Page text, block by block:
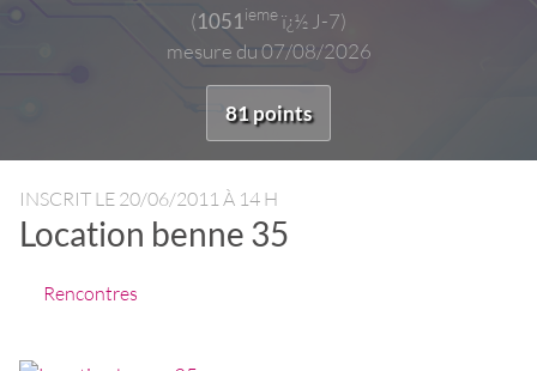
(1051 iemeï¿½ J-7)
mesure du 07/08/2026
81 points
INSCRIT LE 20/06/2011 À 14 H
Location benne 35
Rencontres